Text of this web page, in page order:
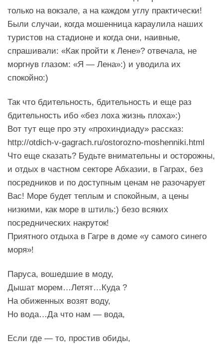
только на вокзале, а на каждом углу практически!
Были случаи, когда мошенница караулила наших
туристов на стадионе и когда они, наивные,
спрашивали: «Как пройти к Лене»? отвечала, не
моргнув глазом: «Я — Лена»:) и уводила их
спокойно:)
Так что бдительность, бдительность и еще раз
бдительность ибо «без лоха жизнь плоха»:)
Вот тут еще про эту «прохиндиаду» рассказ:
http://otdich-v-gagrach.ru/ostorozno-moshenniki.html
Что еще сказать? Будьте внимательны и осторожны,
и отдых в частном секторе Абхазии, в Гаграх, без
посредников и по доступным ценам не разочарует
Вас! Море будет теплым и спокойным, а цены
низкими, как море в штиль:) безо всяких
посреднических накруток!
Приятного отдыха в Гагре в доме «у самого синего
моря»!
Паруса, вошедшие в моду,
Дышат морем…Летят…Куда ?
На обиженных возят воду,
Но вода…Да что нам — вода,
Если где — то, простив обиды,